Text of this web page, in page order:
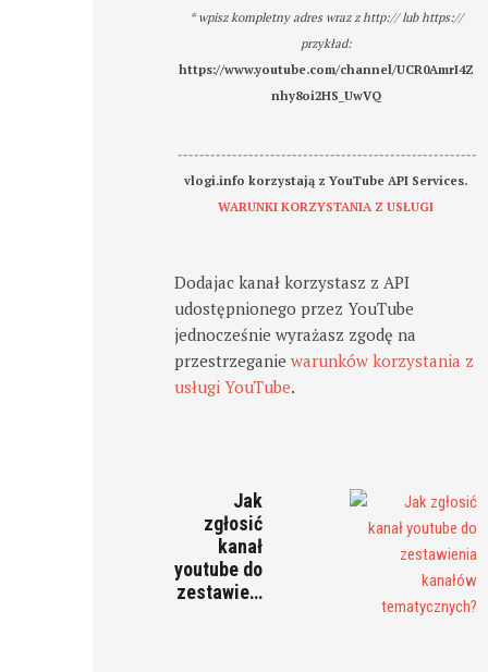
* wpisz kompletny adres wraz z http:// lub https://
przykład:
https://www.youtube.com/channel/UCR0AmrI4Z
nhy8oi2HS_UwVQ
-------------------------------------------------------
vlogi.info korzystają z YouTube API Services.
WARUNKI KORZYSTANIA Z USŁUGI
Dodajac kanał korzystasz z API
udostępnionego przez YouTube
jednocześnie wyrażasz zgodę na
przestrzeganiewarunków korzystania z
usługi YouTube.
Jak
zgłosić
kanał
youtube do
zestawie…